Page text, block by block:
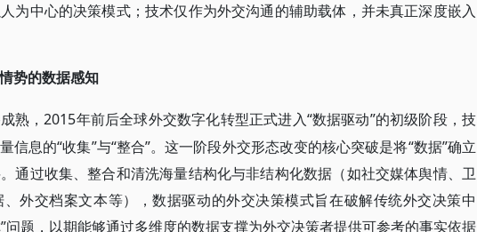
为中心的决策模式；技术仅作为外交沟通的辅助载体，并未真正深度嵌入
势的数据感知
熟， 2015年前后全球外交数字化转型正式进入“数据驱动”的初级阶段，技
信息的“收集”与“整合”。这一阶段外交形态改变的核心突破是将“数据”确立
通过收集、整合和清洗海量结构化与非结构化数据（如社交媒体舆情、卫
外交档案文本等），数据驱动的外交决策模式旨在破解传统外交决策中
问题，以期能够通过多维度的数据支撑为外交决策者提供可参考的事实依据